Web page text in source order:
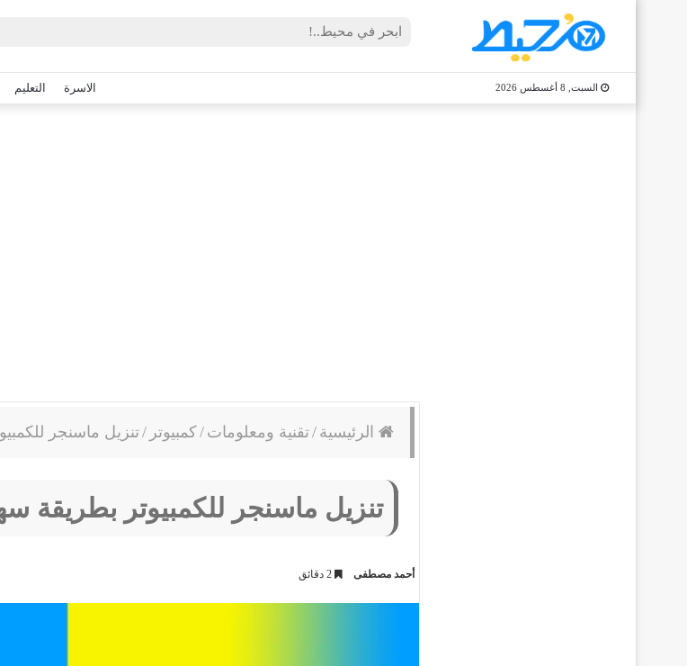
السبت, 8 أغسطس 2026 الاسرة التعليم
الرئيسية /تقنية ومعلومات /كمبيوتر /تنزيل ماسنجر
تنزيل ماسنجر للكمبيوتر بطريقة
أحمد مصطفى